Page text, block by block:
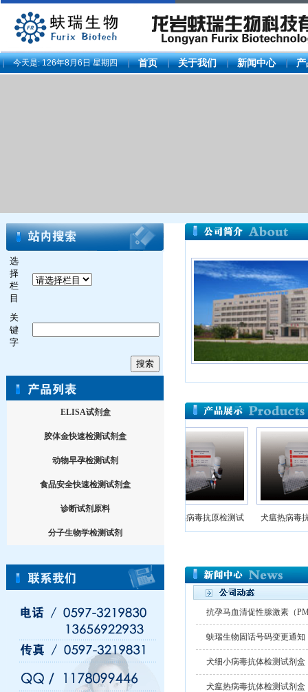
今天是:126年8月6日 星期四 首页 关于我们 新闻中心 产
选
择
栏
目
关
键
字
ELISA试剂盒
胶体金快速检测试剂盒
动物早孕检测试剂
食品安全快速检测试剂盒
诊断试剂原料
分子生物学检测试剂
马流感病毒抗原检测试 犬瘟热病毒抗
抗孕马血清促性腺激素（
蚨瑞生物固话号码变更通知
犬细小病毒抗体检测试剂
犬瘟热病毒抗体检测试剂